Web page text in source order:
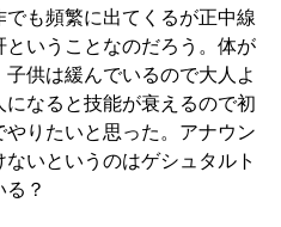
も頻繁に出てくるが正中線
ということなのだろう。体が
供は緩んでいるので大人よ
になると技能が衰えるので初
りたいと思った。アナウン
いというのはゲシュタルト
？